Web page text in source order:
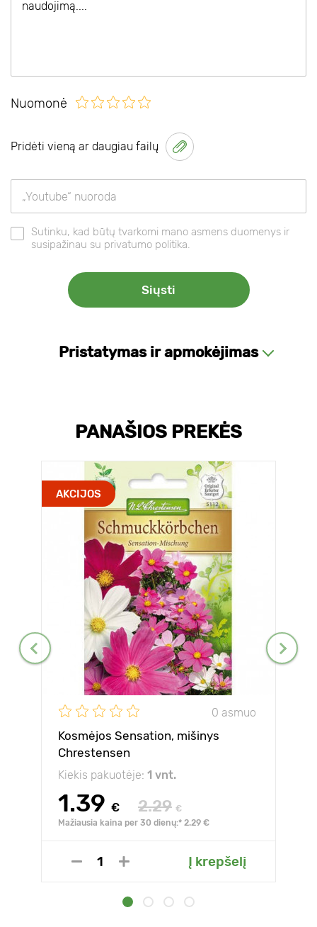
Nuomonė
Pridėti vieną ar daugiau failų
Sutinku, kad būtų tvarkomi mano asmens duomenys ir
susipažinau su privatumo politika.
Pristatymas ir apmokėjimas
PANAŠIOS PREKĖS
AKCIJOS
0 asmuo
Kosmėjos Sensation, mišinys
Chrestensen
Kiekis pakuotėje: 1 vnt.
1.39 € 2.29 €
Mažiausia kaina per 30 dienų:* 2.29 €
Į krepšelį